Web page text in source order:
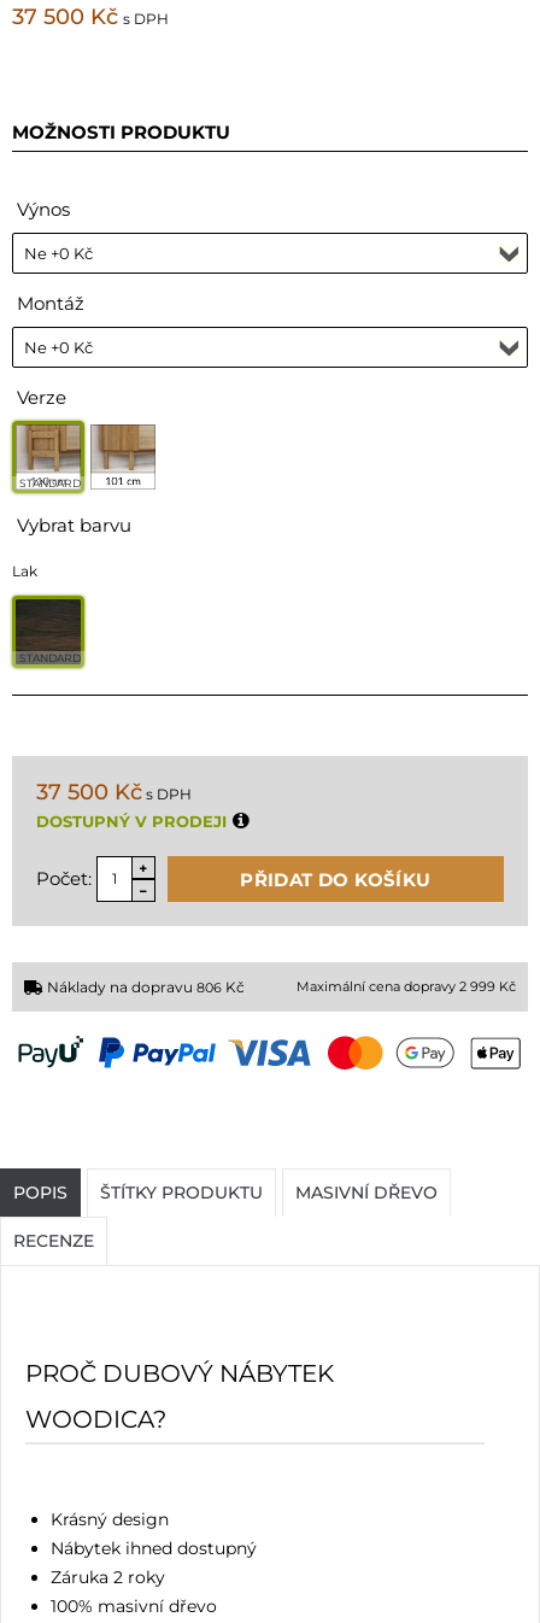
37 500 Kč s DPH
MOŽNOSTI PRODUKTU
Výnos
Montáž
Verze
STANDARD
Vybrat barvu
Lak
STANDARD
37 500 Kč s DPH
DOSTUPNÝ V PRODEJI
Počet: PŘIDAT DO KOŠÍKU
Náklady na dopravu 806 Kč Maximální cena dopravy 2 999 Kč
POPIS ŠTÍTKY PRODUKTU MASIVNÍ DŘEVO
RECENZE
PROČ DUBOVÝ NÁBYTEK
WOODICA?
Krásný design
Nábytek ihned dostupný
Záruka 2 roky
100% masivní dřevo